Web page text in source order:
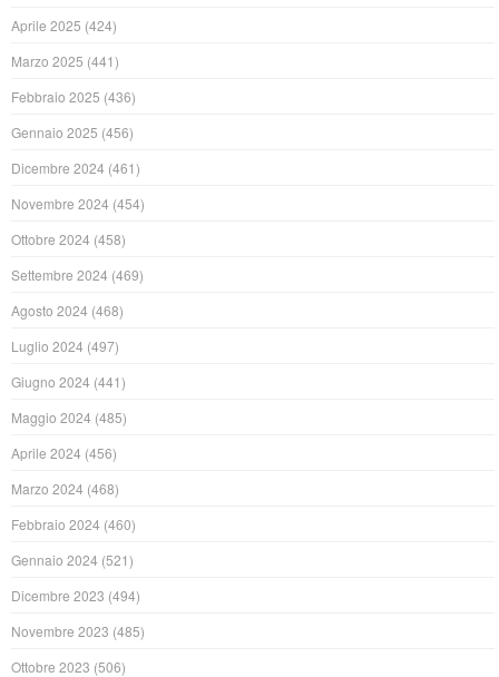
Aprile 2025 (424)
Marzo 2025 (441)
Febbraio 2025 (436)
Gennaio 2025 (456)
Dicembre 2024 (461)
Novembre 2024 (454)
Ottobre 2024 (458)
Settembre 2024 (469)
Agosto 2024 (468)
Luglio 2024 (497)
Giugno 2024 (441)
Maggio 2024 (485)
Aprile 2024 (456)
Marzo 2024 (468)
Febbraio 2024 (460)
Gennaio 2024 (521)
Dicembre 2023 (494)
Novembre 2023 (485)
Ottobre 2023 (506)